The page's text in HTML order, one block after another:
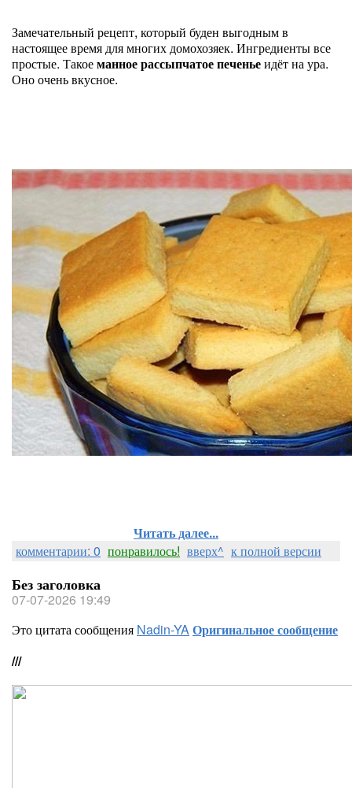
Замечательный рецепт, который буден выгодным в
настоящее время для многих домохозяек. Ингредиенты все
простые. Такоеманное рассыпчатое печеньеидёт на ура.
Оно очень вкусное.
Читать далее...
комментарии: 0 понравилось! вверх^ к полной версии
Без заголовка
07-07-2026 19:49
Это цитата сообщения Nadin-YAОригинальное сообщение
///